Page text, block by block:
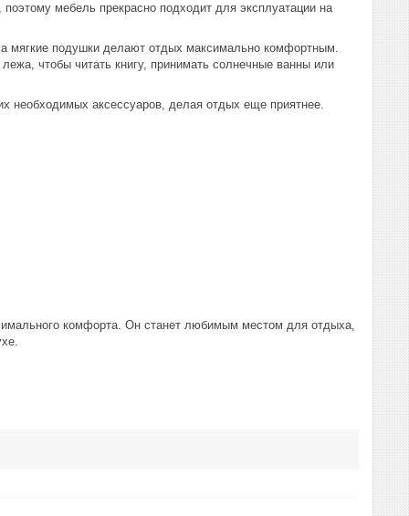
мебель прекрасно подходит для эксплуатации на
мягкие подушки делают отдых максимально комфортным.
чтобы читать книгу, принимать солнечные ванны или
необходимых аксессуаров, делая отдых еще приятнее.
комфорта. Он станет любимым местом для отдыха,